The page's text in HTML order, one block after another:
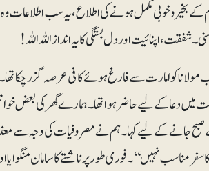
کے بخیروخوبی مکمل ہونے کی اطلاع، یہ سب
اپنائیت اور دل بستگی کا یہ انداز اللہ اللہ!
کو امارت سے فارغ ہوئے کافی عرصہ گزرچکا
میں دعا کے لیے حاضر ہوا تھا۔ ہمارے گھر کی بعض
جانے کے لیے کہا۔ہم نے مصروفیات کی وجہ سے
مناسب نہیں‘‘۔ فوری طور پر ناشتے کا سامان